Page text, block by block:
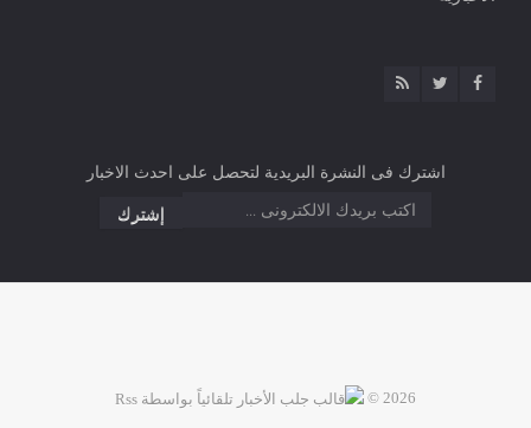
اشترك فى النشرة البريدية لتحصل على احدث الاخبار
2026 ©